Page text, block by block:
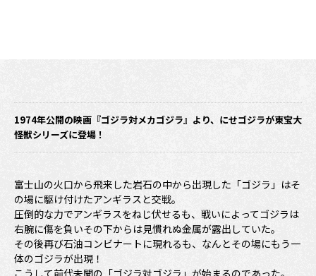
1974年公開の映画『ゴジラ対メカゴジラ』より、にせゴジラが東宝大
怪獣シリーズに登場！
富士山の火口から飛来した岩石の中から出現した「ゴジラ」はそ
の場に駆け付けたアンギラスと交戦。
圧倒的な力でアンギラスをねじ伏せるも、戦いによってゴジラは
右腕に傷を負いその下からは見慣れぬ金属が露出していた。
その後再び石油コンビナートに現れるも、なんとその場にもう一
体のゴジラが出現！